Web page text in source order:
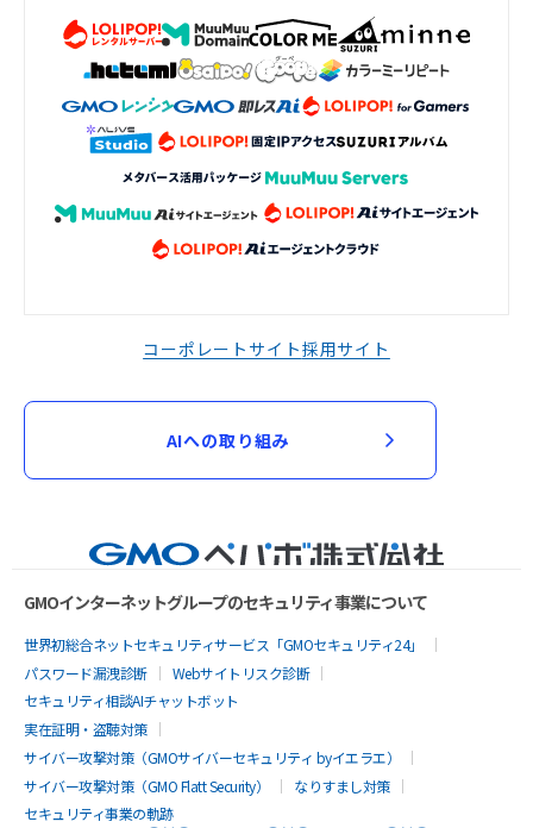
コーポレートサイト採用サイト
AIへの取り組み
GMOインターネットグループのセキュリティ事業について
世界初総合ネットセキュリティサービス「GMOセキュリティ24」
パスワード漏洩診断
Webサイトリスク診断
セキュリティ相談AIチャットボット
実在証明・盗聴対策
サイバー攻撃対策（GMOサイバーセキュリティ byイエラエ）
サイバー攻撃対策（GMO Flatt Security）
なりすまし対策
セキュリティ事業の軌跡